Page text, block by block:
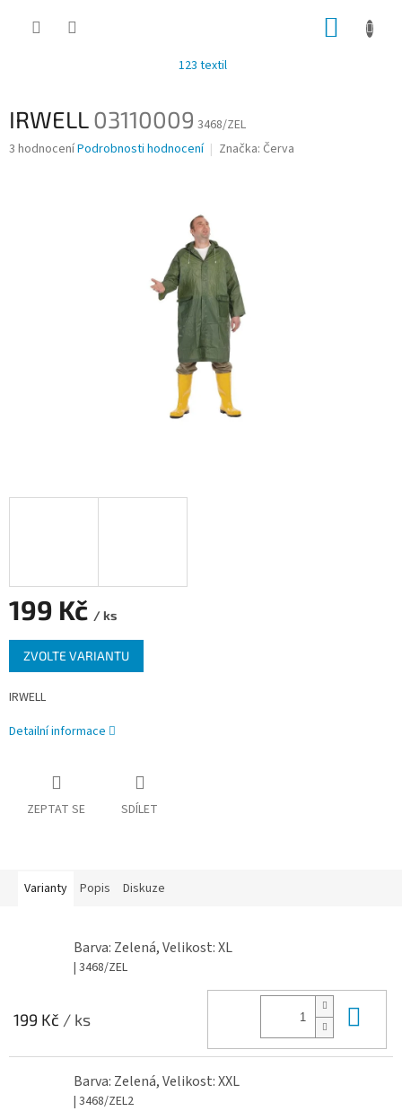
123 textil
IRWELL03110009 3468/ZEL
Průměrné
3 hodnoceníPodrobnosti hodnocení Značka: Červa
199 Kč / ks
Měrná
cena:
ZVOLTE VARIANTU
IRWELL
Detailní informace
ZEPTAT SE SDÍLET
Varianty Popis Diskuze
Barva: Zelená, Velikost: XL
| 3468/ZEL
199 Kč / ks
Barva: Zelená, Velikost: XXL
| 3468/ZEL2